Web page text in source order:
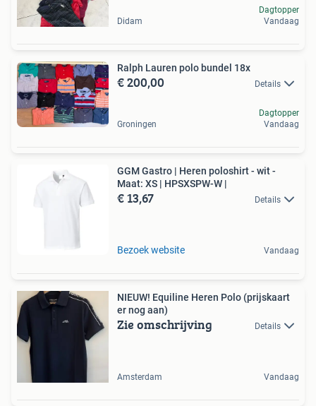
Didam
Dagtopper
Vandaag
Ralph Lauren polo bundel 18x
€ 200,00 Details
Groningen
Dagtopper
Vandaag
GGM Gastro | Heren poloshirt - wit -
Maat: XS | HPSXSPW-W |
€ 13,67 Details
Bezoek website Vandaag
NIEUW! Equiline Heren Polo (prijskaart
er nog aan)
Zie omschrijving Details
Amsterdam Vandaag